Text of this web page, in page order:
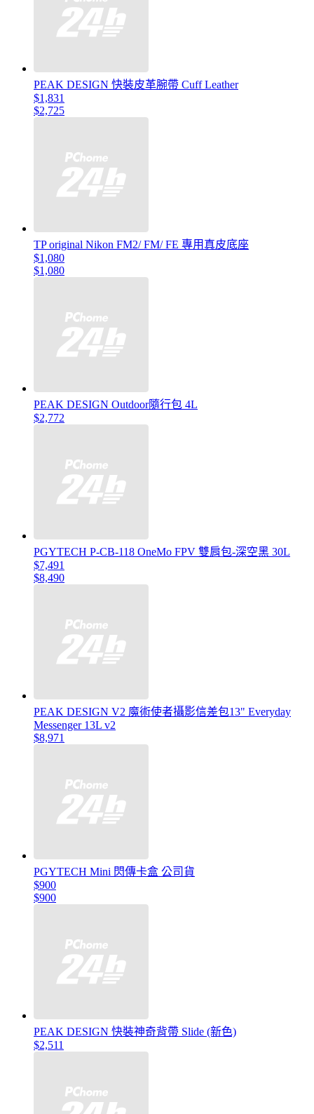
PEAK DESIGN 快裝皮革腕帶 Cuff Leather
$1,831
$2,725
TP original Nikon FM2/ FM/ FE 專用真皮底座
$1,080
$1,080
PEAK DESIGN Outdoor隨行包 4L
$2,772
PGYTECH P-CB-118 OneMo FPV 雙肩包-深空黑 30L
$7,491
$8,490
PEAK DESIGN V2 魔術使者攝影信差包13" Everyday
Messenger 13L v2
$8,971
PGYTECH Mini 閃傳卡盒 公司貨
$900
$900
PEAK DESIGN 快裝神奇背帶 Slide (新色)
$2,511